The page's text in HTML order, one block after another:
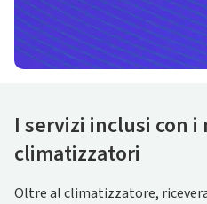
I servizi inclusi con i
climatizzatori
Oltre al climatizzatore,